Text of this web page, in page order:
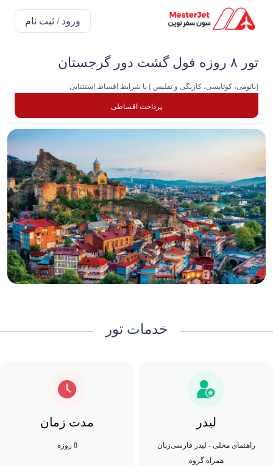
ورود / ثبت نام
تور ۸ روزه فول گشت دور گرجستان
(باتومی، کوتایسی، کازبگی و تفلیس ) با شرایط اقساط استثنایی
پرداخت اقساطی
خدمات تور
لیدر
راهنمای محلی - لیدر فارسی‌زبان
همراه گروه
مدت زمان
8 روزه